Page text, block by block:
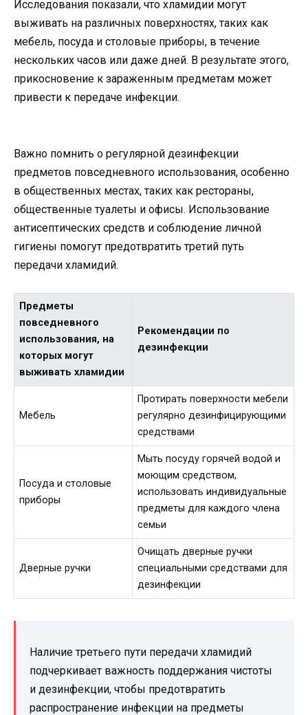
Исследования показали, что хламидии могут
выживать на различных поверхностях, таких как
мебель, посуда и столовые приборы, в течение
нескольких часов или даже дней. В результате этого,
прикосновение к зараженным предметам может
привести к передаче инфекции.
Важно помнить о регулярной дезинфекции
предметов повседневного использования, особенно
в общественных местах, таких как рестораны,
общественные туалеты и офисы. Использование
антисептических средств и соблюдение личной
гигиены помогут предотвратить третий путь
передачи хламидий.
Предметы
повседневного
использования, на
которых могут
выживать хламидии
Рекомендации по
дезинфекции
Мебель
Протирать поверхности мебели
регулярно дезинфицирующими
средствами
Посуда и столовые
приборы
Мыть посуду горячей водой и
моющим средством,
использовать индивидуальные
предметы для каждого члена
семьи
Дверные ручки
Очищать дверные ручки
специальными средствами для
дезинфекции
Наличие третьего пути передачи хламидий
подчеркивает важность поддержания чистоты
и дезинфекции, чтобы предотвратить
распространение инфекции на предметы